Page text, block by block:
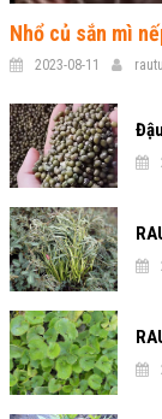
Nhổ củ sắn mì
2023-08-11